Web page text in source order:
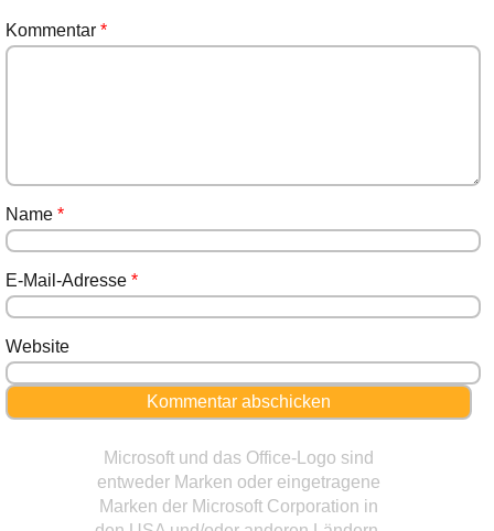
Kommentar *
Name *
E-Mail-Adresse *
Website
Microsoft und das Office-Logo sind
entweder Marken oder eingetragene
Marken der Microsoft Corporation in